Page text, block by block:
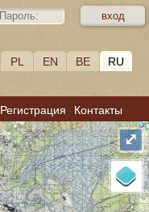
PL EN BE RU
Регистрация Контакты
⤢